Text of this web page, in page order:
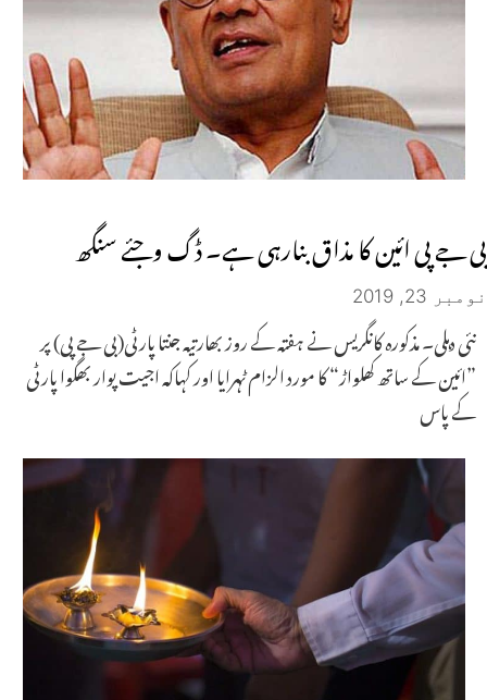
بی جے پی ائین کا مذاق بنارہی ہے۔ ڈگ وجئے سنگھ
نومبر 23, 2019
نئی دہلی۔ مذکورہ کانگریس نے ہفتہ کے روز بھارتیہ جنتا پارٹی(بی جے پی) پر
”ائین کے ساتھ کھلواڑ“ کا مورد الزام ٹہرایا اور کہاکہ اجیت پوار بھگوا پارٹی
کے پاس